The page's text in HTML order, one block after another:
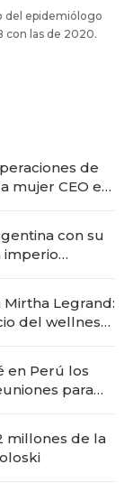
del epidemiólogo
con las de 2020.
de
mujer CEO en
con su
imperio
Legrand:
del wellness
en Perú los
para
millones de la